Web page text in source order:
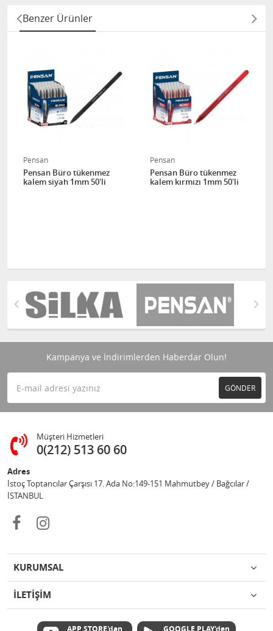
Benzer Ürünler
Pensan
Pensan Büro tükenmez
kalem siyah 1mm 50'li
Pensan
Pensan Büro tükenmez
kalem kırmızı 1mm 50'li
Kampanya ve İndirimlerden Haberdar Olun!
GÖNDER
Müşteri Hizmetleri
0(212) 513 60 60
Adres
İstoç Toptancılar Çarşısı 17. Ada No:149-151 Mahmutbey / Bağcılar /
İSTANBUL
KURUMSAL
İLETİŞİM
APP STORE'dan GOOGLE PLAY'den